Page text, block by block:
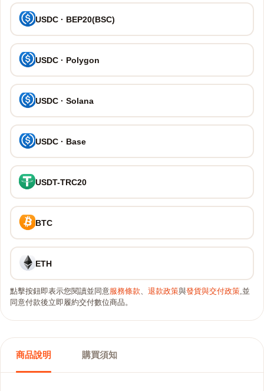
USDC · BEP20(BSC)
USDC · Polygon
USDC · Solana
USDC · Base
USDT-TRC20
BTC
ETH
點擊按鈕即表示您閱讀並同意服務條款、 退款政策與發貨與交付政策,並
同意付款後立即履約交付數位商品。
商品說明 購買須知